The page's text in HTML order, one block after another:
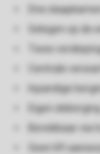
Drie slaapkamers
Gelegen op
Twee
Centrale
Inpandige
Eigen skiberging
Bereikbaar via
Geen lift